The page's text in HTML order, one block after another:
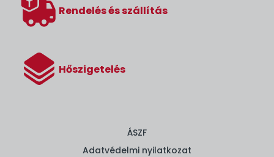
Rendelés és szállítás
Hőszigetelés
ÁSZF
Adatvédelmi nyilatkozat